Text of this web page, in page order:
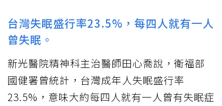
台灣失眠盛行率23.5%，每四人就有一人
曾失眠。
新光醫院精神科主治醫師田心喬說，衛福部
國健署曾統計，台灣成年人失眠盛行率
23.5%，意味大約每四人就有一人曾有失眠症